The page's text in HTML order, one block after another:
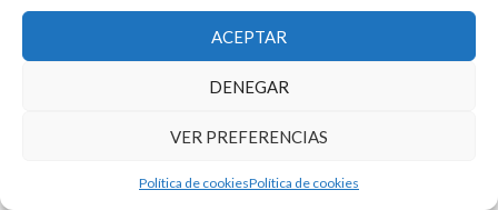
ACEPTAR
DENEGAR
VER PREFERENCIAS
Política de cookiesPolítica de cookies
Cookies|Política de privacidad de datos
Tema para economía pública
·WordPress·Acceder